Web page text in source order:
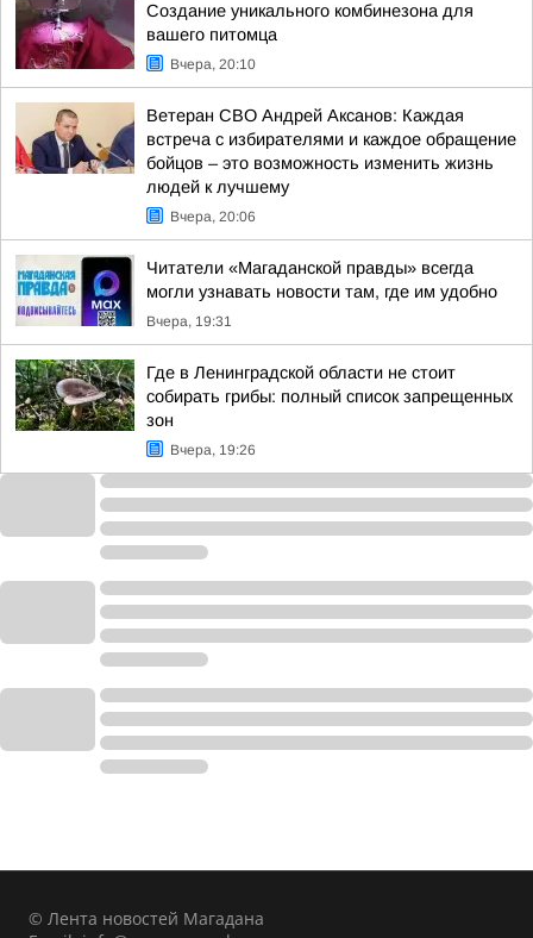
Создание уникального комбинезона для
вашего питомца
Вчера, 20:10
Ветеран СВО Андрей Аксанов: Каждая
встреча с избирателями и каждое обращение
бойцов – это возможность изменить жизнь
людей к лучшему
Вчера, 20:06
Читатели «Магаданской правды» всегда
могли узнавать новости там, где им удобно
Вчера, 19:31
Где в Ленинградской области не стоит
собирать грибы: полный список запрещенных
зон
Вчера, 19:26
© Лента новостей Магадана